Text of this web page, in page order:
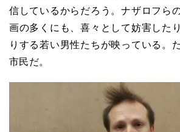
信しているからだろう。ナザロフら
画の多くにも、喜々として妨害した
りする若い男性たちが映っている。
市民だ。